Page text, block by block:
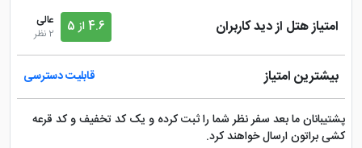
امتیاز هتل از دید کاربران 4.6 از 5
عالی
2 نظر
بیشترین امتیاز قابلیت دسترسی
پشتیبانان ما بعد سفر نظر شما را ثبت کرده و یک کد تخفیف و کد قرعه
کشی براتون ارسال خواهند کرد.